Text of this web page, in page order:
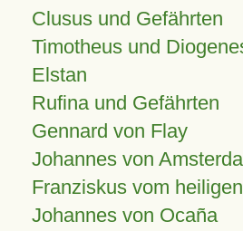
Clusus und Gefährten
Timotheus und
Elstan
Rufina und Gefährten
Gennard von Flay
Johannes von
Franziskus vom
Johannes von Ocaña